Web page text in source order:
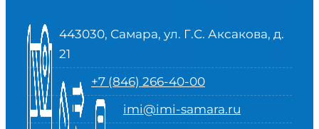
443030, Самара, ул. Г.С. Аксакова, д.
21
+7 (846) 266-40-00
imi@imi-samara.ru